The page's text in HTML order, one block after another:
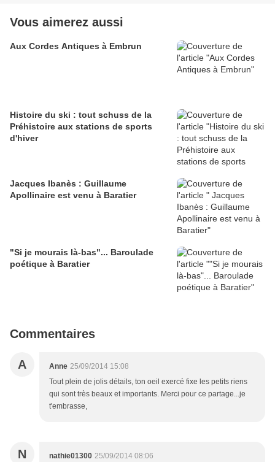
Vous aimerez aussi
Aux Cordes Antiques à Embrun
Histoire du ski : tout schuss de la
Préhistoire aux stations de sports
d'hiver
Jacques Ibanès : Guillaume
Apollinaire est venu à Baratier
"Si je mourais là-bas"... Baroulade
poétique à Baratier
Commentaires
A Anne 25/09/2014 15:08
Tout plein de jolis détails, ton oeil exercé fixe les petits riens
qui sont très beaux et importants. Merci pour ce partage...je
t'embrasse,
N nathie01300 25/09/2014 08:06